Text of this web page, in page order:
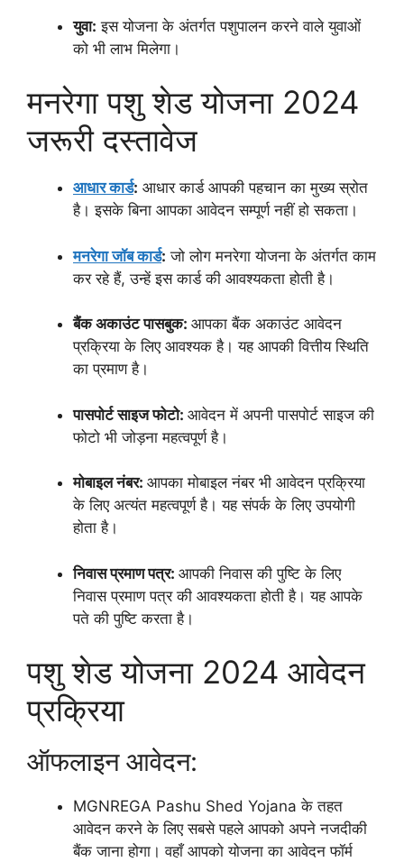
युवा: इस योजना के अंतर्गत पशुपालन करने वाले युवाओं
को भी लाभ मिलेगा।
मनरेगा पशु शेड योजना 2024
जरूरी दस्तावेज
आधार कार्ड: आधार कार्ड आपकी पहचान का मुख्य स्रोत
है। इसके बिना आपका आवेदन सम्पूर्ण नहीं हो सकता।
मनरेगा जॉब कार्ड: जो लोग मनरेगा योजना के अंतर्गत काम
कर रहे हैं, उन्हें इस कार्ड की आवश्यकता होती है।
बैंक अकाउंट पासबुक: आपका बैंक अकाउंट आवेदन
प्रक्रिया के लिए आवश्यक है। यह आपकी वित्तीय स्थिति
का प्रमाण है।
पासपोर्ट साइज फोटो: आवेदन में अपनी पासपोर्ट साइज की
फोटो भी जोड़ना महत्वपूर्ण है।
मोबाइल नंबर: आपका मोबाइल नंबर भी आवेदन प्रक्रिया
के लिए अत्यंत महत्वपूर्ण है। यह संपर्क के लिए उपयोगी
होता है।
निवास प्रमाण पत्र: आपकी निवास की पुष्टि के लिए
निवास प्रमाण पत्र की आवश्यकता होती है। यह आपके
पते की पुष्टि करता है।
पशु शेड योजना 2024 आवेदन
प्रक्रिया
ऑफलाइन आवेदन:
MGNREGA Pashu Shed Yojana के तहत
आवेदन करने के लिए सबसे पहले आपको अपने नजदीकी
बैंक जाना होगा। वहाँ आपको योजना का आवेदन फॉर्म